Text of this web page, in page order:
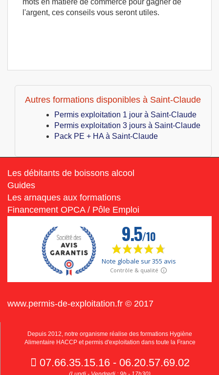
l'argent, ces conseils vous seront utiles.
Autres formations disponibles à Saint-Claude
Permis exploitation 1 jour à Saint-Claude
Permis exploitation 3 jours à Saint-Claude
Pack PE + HA à Saint-Claude
Les débitants de boissons alcool
Guides
Les arnaques aux formations
Financement OPCA / Pôle Emploi
www.permis-de-exploitation.fr © 2017
Depuis 2012, notre organisme réalise des formations Hygiène
Alimentaire HACCP et permis d'exploitation dans toute la France
07.66.35.15.16 - 06.20.57.69.02